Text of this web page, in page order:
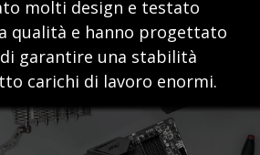
molti design e testato
qualità e hanno progettato
garantire una stabilità
carichi di lavoro enormi.